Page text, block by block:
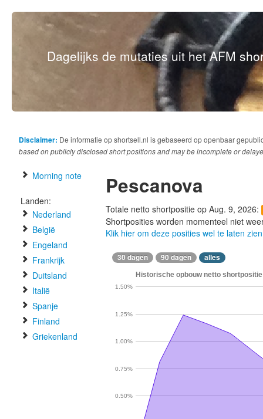
Dagelijks de mutaties uit het AFM
Disclaimer: De informatie op shortsell.nl is gebaseerd op openbaar
based on publicly disclosed short positions and may be incomplete or
Morning note
Landen:
Nederland
België
Engeland
Frankrijk
Duitsland
Italië
Spanje
Finland
Griekenland
Pescanova
Totale netto shortpositie op Aug. 9, 2026:
Shortposities worden momenteel niet
Klik hier om deze posities wel te laten zien
30 dagen 90 dagen alles
Historische opbouw netto
0.50%
0.75%
1.00%
1.25%
1.50%